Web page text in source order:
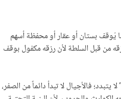
يُوقف بستان أو عقار أو محفظة أسهم
من قبل السلطة لأن رزقه مكفول بوقف
فالأجيال لا تبدأ دائماً من الصفر،